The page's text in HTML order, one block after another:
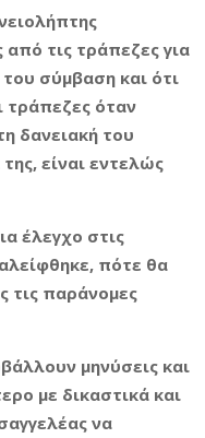
τις τράπεζες για
σύμβαση και ότι
τράπεζες όταν
δανειακή του
είναι εντελώς
έλεγχο στις
πότε θα
τις παράνομες
μηνύσεις και
με δικαστικά και
να